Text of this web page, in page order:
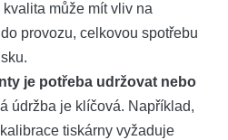
může‍ mít vliv na
provozu, ⁣celkovou spotřebu
je potřeba udržovat nebo⁣
údržba je klíčová. Například,
tiskárny​ vyžaduje